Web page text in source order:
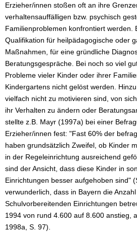
Erzieher/innen stoßen oft an ihre
verhaltensauffälligen bzw. psychisch
Familienproblemen konfrontiert werden.
Qualifikation für heilpädagogische oder
Maßnahmen, für eine gründliche
Beratungsgespräche. Bei noch so viel
Probleme vieler Kinder oder ihrer
Kindergartens nicht gelöst werden.
vielfach nicht zu motivieren sind, von
ihr Verhalten zu ändern oder
stellte z.B. Mayr (1997a) bei einer
Erzieher/innen fest: "Fast 60% der
haben grundsätzlich Zweifel, ob Kinder
in der Regeleinrichtung ausreichend
sind der Ansicht, dass diese Kinder in
Einrichtungen besser aufgehoben sind"
verwunderlich, dass in Bayern die
Schulvorbereitenden Einrichtungen
1994 von rund 4.600 auf 8.600 anstieg,
1998a, S. 97).